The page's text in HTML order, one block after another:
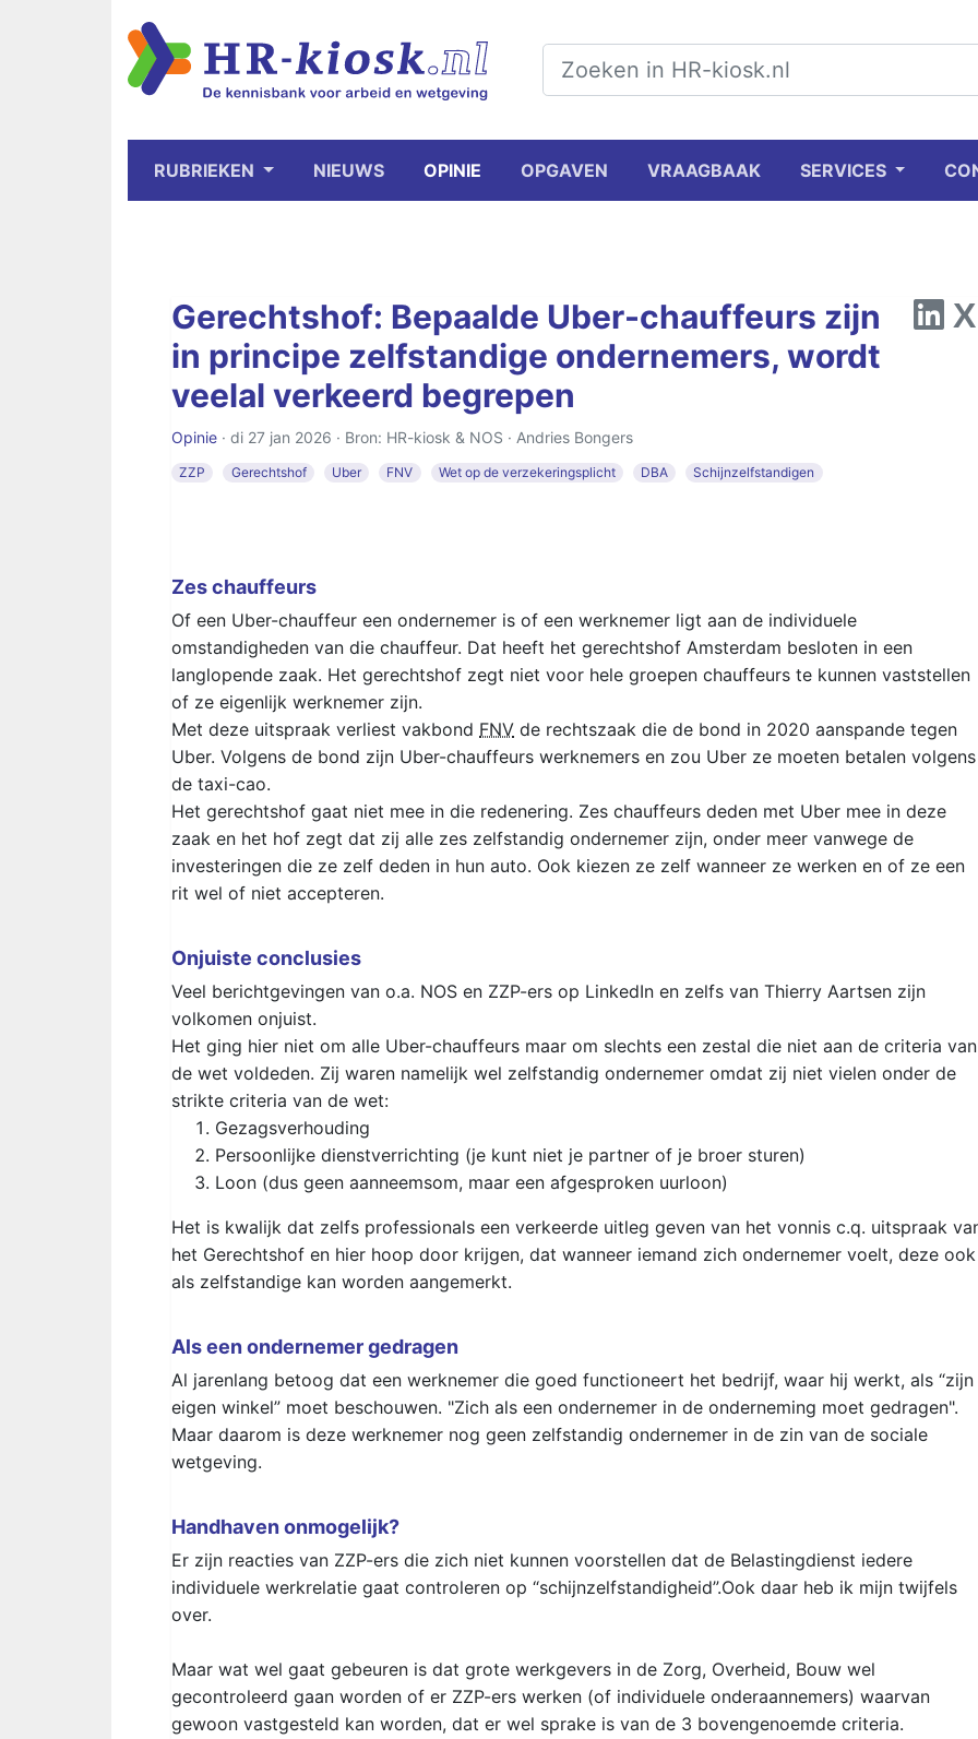
RUBRIEKEN NIEUWS OPINIE OPGAVEN VRAAGBAAK SERVICES
Gerechtshof: Bepaalde Uber-chauffeurs zijn
in principe zelfstandige ondernemers, wordt
veelal verkeerd begrepen
Opinie · di 27 jan 2026 · Bron: HR-kiosk & NOS · Andries Bongers
ZZP Gerechtshof Uber FNV Wet op de verzekeringsplicht DBA Schijnzelfstandigen
Zes chauffeurs
Of een Uber-chauffeur een ondernemer is of een werknemer ligt aan de individuele
omstandigheden van die chauffeur. Dat heeft het gerechtshof Amsterdam besloten in een
langlopende zaak. Het gerechtshof zegt niet voor hele groepen chauffeurs te kunnen vaststellen
of ze eigenlijk werknemer zijn.
Met deze uitspraak verliest vakbond FNV de rechtszaak die de bond in 2020 aanspande tegen
Uber. Volgens de bond zijn Uber-chauffeurs werknemers en zou Uber ze moeten betalen volgens
de taxi-cao.
Het gerechtshof gaat niet mee in die redenering. Zes chauffeurs deden met Uber mee in deze
zaak en het hof zegt dat zij alle zes zelfstandig ondernemer zijn, onder meer vanwege de
investeringen die ze zelf deden in hun auto. Ook kiezen ze zelf wanneer ze werken en of ze een
rit wel of niet accepteren.
Onjuiste conclusies
Veel berichtgevingen van o.a. NOS en ZZP-ers op LinkedIn en zelfs van Thierry Aartsen zijn
volkomen onjuist.
Het ging hier niet om alle Uber-chauffeurs maar om slechts een zestal die niet aan de criteria van
de wet voldeden. Zij waren namelijk wel zelfstandig ondernemer omdat zij niet vielen onder de
strikte criteria van de wet:
Gezagsverhouding
Persoonlijke dienstverrichting (je kunt niet je partner of je broer sturen)
Loon (dus geen aanneemsom, maar een afgesproken uurloon)
Het is kwalijk dat zelfs professionals een verkeerde uitleg geven van het vonnis c.q. uitspraak
het Gerechtshof en hier hoop door krijgen, dat wanneer iemand zich ondernemer voelt, deze ook
als zelfstandige kan worden aangemerkt.
Als een ondernemer gedragen
Al jarenlang betoog dat een werknemer die goed functioneert het bedrijf, waar hij werkt, als “zijn
eigen winkel” moet beschouwen. "Zich als een ondernemer in de onderneming moet gedragen".
Maar daarom is deze werknemer nog geen zelfstandig ondernemer in de zin van de sociale
wetgeving.
Handhaven onmogelijk?
Er zijn reacties van ZZP-ers die zich niet kunnen voorstellen dat de Belastingdienst iedere
individuele werkrelatie gaat controleren op “schijnzelfstandigheid”.Ook daar heb ik mijn twijfels
over.
Maar wat wel gaat gebeuren is dat grote werkgevers in de Zorg, Overheid, Bouw wel
gecontroleerd gaan worden of er ZZP-ers werken (of individuele onderaannemers) waarvan
gewoon vastgesteld kan worden, dat er wel sprake is van de 3 bovengenoemde criteria.